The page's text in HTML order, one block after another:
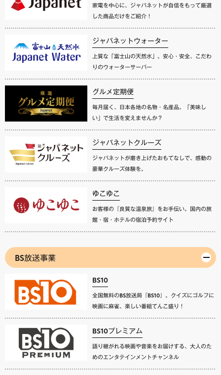
家電を中心に、ジャパネットが自信をもって厳選
した商品だけをご紹介！
ジャパネットウォーター
上質な「富士山の天然水」。安心・安全、こだわ
りのウォーターサーバー
グルメ定期便
毎月届く、日本各地の名物・名産品。「美味し
い」で生活を変えませんか？
ジャパネットクルーズ
ジャパネットが磨き上げたおもてなしで、感動の
豪華クルーズ体験を。
ゆこゆこ
お客様の『良質な温泉旅』をお手伝い。国内の旅
館・宿・ホテルの宿泊予約サイト
BS放送事業
BS10
全国無料のBS放送局『BS10』。クイズにゴルフに
映画に麻雀、楽しい番組てんこ盛り！
BS10プレミアム
語り継がれる映画や音楽をお届けする、大人のた
めのエンタテインメントチャンネル